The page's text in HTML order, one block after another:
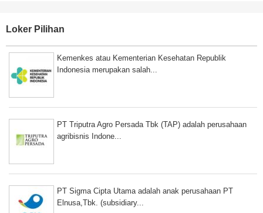
Loker Pilihan
Kemenkes atau Kementerian Kesehatan Republik
Indonesia merupakan salah...
PT Triputra Agro Persada Tbk (TAP) adalah perusahaan
agribisnis Indone...
PT Sigma Cipta Utama adalah anak perusahaan PT
Elnusa,Tbk. (subsidiary...